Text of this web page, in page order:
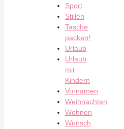
Sport
Stillen
Tasche
packen!
Urlaub
Urlaub
mit
Kindern
Vornamen
Weihnachten
Wohnen
Wunsch